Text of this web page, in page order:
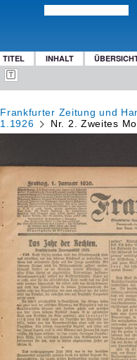
TITEL INHALT
Frankfurter Zeitung und
1.1926
Nr. 2. Zweites